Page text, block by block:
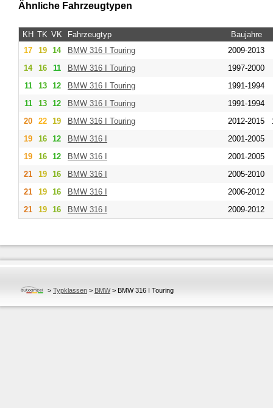
Ähnliche Fahrzeugtypen
KH TK VK Fahrzeugtyp
Baujahre
17
19 14 BMW 316 I Touring
2009-2013
14
16 11 BMW 316 I Touring
1997-2000
11
13 12 BMW 316 I Touring
1991-1994
11
13 12 BMW 316 I Touring
1991-1994
20
22 19 BMW 316 I Touring 2012-2015
19
16 12 BMW 316 I
2001-2005
19
16 12 BMW 316 I
2001-2005
21
19 16 BMW 316 I
2005-2010
21
19 16 BMW 316 I
2006-2012
21
19 16 BMW 316 I 2009-2012
> Typklassen > BMW> BMW 316 I Touring